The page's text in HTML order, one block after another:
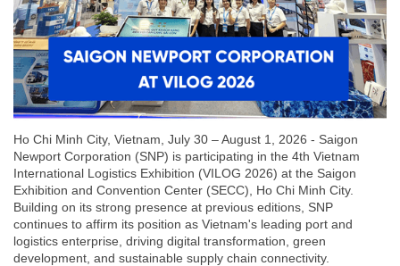
Ho Chi Minh City, Vietnam, July 30 – August 1, 2026 - Saigon
Newport Corporation (SNP) is participating in the 4th Vietnam
International Logistics Exhibition (VILOG 2026) at the Saigon
Exhibition and Convention Center (SECC), Ho Chi Minh City.
Building on its strong presence at previous editions, SNP
continues to affirm its position as Vietnam's leading port and
logistics enterprise, driving digital transformation, green
development, and sustainable supply chain connectivity.